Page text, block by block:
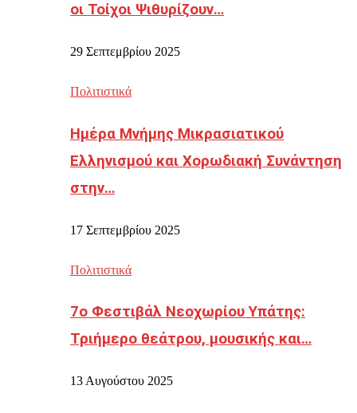
οι Τοίχοι Ψιθυρίζουν…
29 Σεπτεμβρίου 2025
Πολιτιστικά
Ημέρα Μνήμης Μικρασιατικού
Ελληνισμού και Χορωδιακή Συνάντηση
στην…
17 Σεπτεμβρίου 2025
Πολιτιστικά
7ο Φεστιβάλ Νεοχωρίου Υπάτης:
Τριήμερο θεάτρου, μουσικής και…
13 Αυγούστου 2025